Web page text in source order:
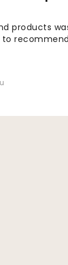
products